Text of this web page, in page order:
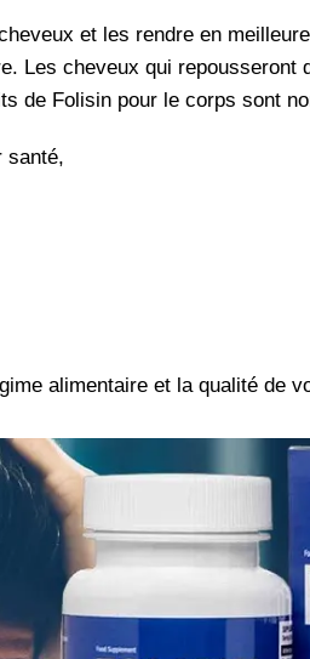
et les rendre en
Les cheveux qui repousseront
de Folisin pour le corps sont
santé,
alimentaire et la qualité de